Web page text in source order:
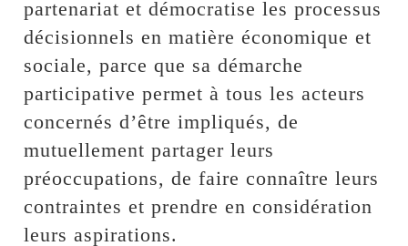
partenariat et démocratise les processus
décisionnels en matière économique et
sociale, parce que sa démarche
participative permet à tous les acteurs
concernés d’être impliqués, de
mutuellement partager leurs
préoccupations, de faire connaître leurs
contraintes et prendre en considération
leurs aspirations.